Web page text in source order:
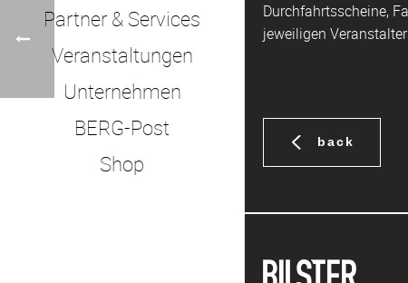
Partner & Services
Veranstaltungen
Unternehmen
BERG-Post
Shop
Durchfahrtsscheine,
jeweiligen
back